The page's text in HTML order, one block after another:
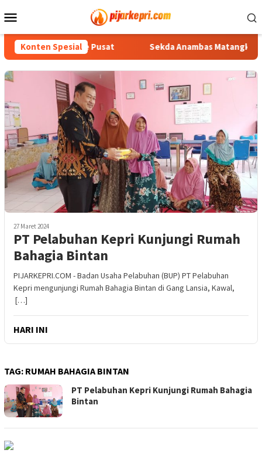
ke
Mobile
Konten Spesial
ke Pusat Sekda Anambas Matangkan
27 Maret 2024
PT Pelabuhan Kepri Kunjungi Rumah
Bahagia Bintan
PIJARKEPRI.COM - Badan Usaha Pelabuhan (BUP) PT Pelabuhan
Kepri mengunjungi Rumah Bahagia Bintan di Gang Lansia, Kawal,
[…]
HARI INI
TAG: RUMAH BAHAGIA BINTAN
PT Pelabuhan Kepri Kunjungi Rumah Bahagia
Bintan